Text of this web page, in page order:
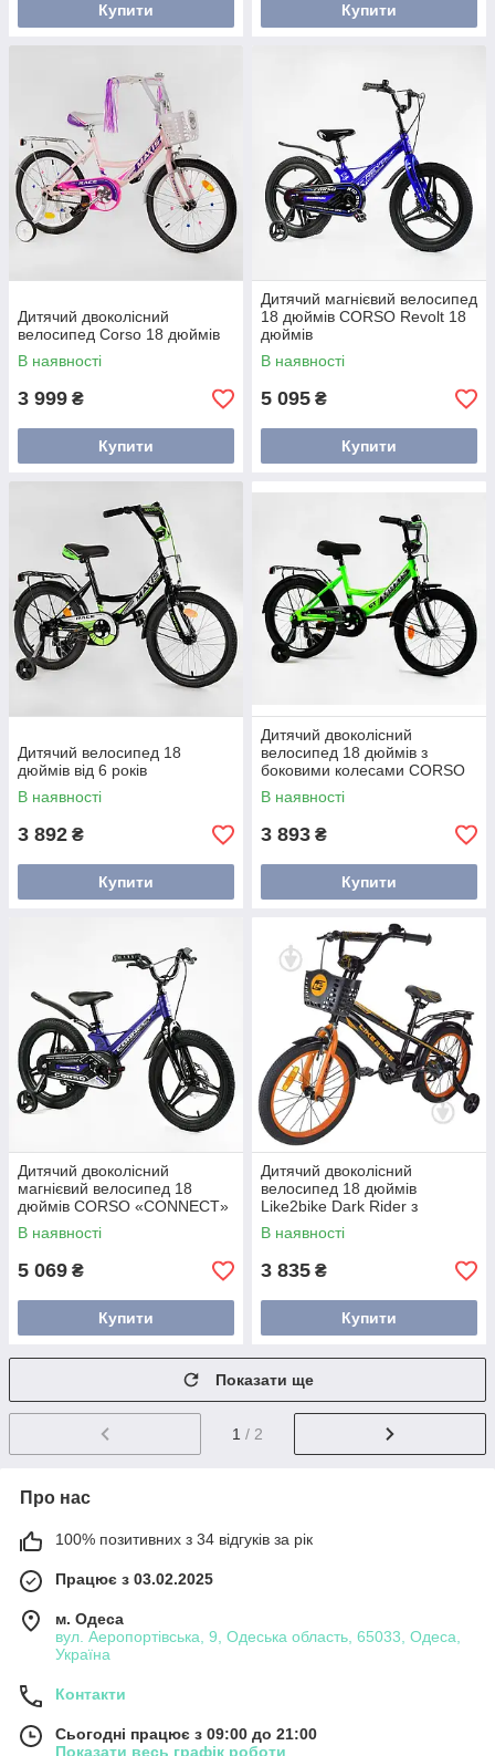
Купити Купити
Дитячий двоколісний
велосипед Corso 18 дюймів
В наявності
3 999 ₴
Купити
Дитячий магнієвий велосипед
18 дюймів CORSO Revolt 18
дюймів
В наявності
5 095 ₴
Купити
Дитячий велосипед 18
дюймів від 6 років
В наявності
3 892 ₴
Купити
Дитячий двоколісний
велосипед 18 дюймів з
боковими колесами CORSO
В наявності
3 893 ₴
Купити
Дитячий двоколісний
магнієвий велосипед 18
дюймів CORSO «CONNECT»
В наявності
5 069 ₴
Купити
Дитячий двоколісний
велосипед 18 дюймів
Like2bike Dark Rider з
додатковими колесами
В наявності
3 835 ₴
Купити
Показати ще
1 / 2
Про нас
100% позитивних з 34 відгуків за рік
Працює з 03.02.2025
м. Одеса
вул. Аеропортівська, 9, Одеська область, 65033, Одеса,
Україна
Контакти
Сьогодні працює з 09:00 до 21:00
Показати весь графік роботи